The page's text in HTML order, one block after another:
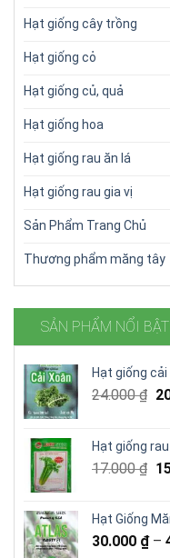
Hạt giống cây trồng
Hạt giống cỏ
Hạt giống củ, quả
Hạt giống hoa
Hạt giống rau ăn lá
Hạt giống rau gia vị
Sản Phẩm Trang Chủ
Thương phẩm măng tây
SẢN PHẨM NỔI BẬT
Hạt giống
24.000₫
Hạt giống
17.000₫
Hạt Giống
30.000 ₫–